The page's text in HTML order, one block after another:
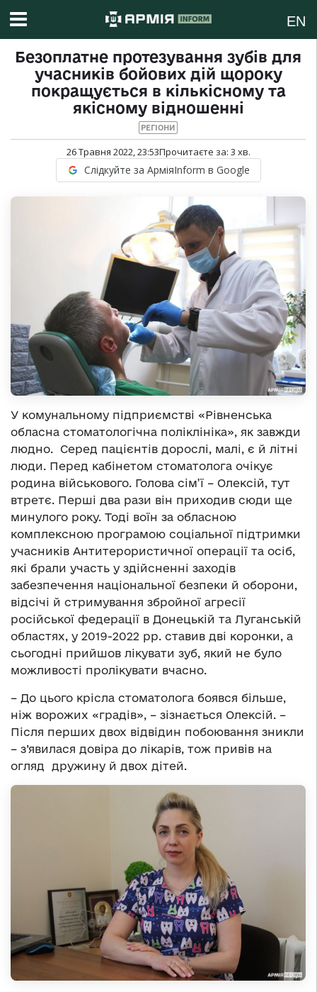
EN
Безоплатне протезування зубів для
учасників бойових дій щороку
покращується в кількісному та
якісному відношенні
РЕГІОНИ
26 Травня 2022, 23:53Прочитаєте за: 3 хв.
Слідкуйте за АрміяInform в Google
У комунальному підприємстві «Рівненська
обласна стоматологічна поліклініка», як завжди
людно. Серед пацієнтів дорослі, малі, є й літні
люди. Перед кабінетом стоматолога очікує
родина військового. Голова сім’ї – Олексій, тут
втретє. Перші два рази він приходив сюди ще
минулого року. Тоді воїн за обласною
комплексною програмою соціальної підтримки
учасників Антитерористичної операції та осіб,
які брали участь у здійсненні заходів
забезпечення національної безпеки й оборони,
відсічі й стримування збройної агресії
російської федерації в Донецькій та Луганській
областях, у 2019-2022 рр. ставив дві коронки, а
сьогодні прийшов лікувати зуб, який не було
можливості пролікувати вчасно.
– До цього крісла стоматолога боявся більше,
ніж ворожих «градів», – зізнається Олексій. –
Після перших двох відвідин побоювання зникли
– з’явилася довіра до лікарів, тож привів на
огляд дружину й двох дітей.